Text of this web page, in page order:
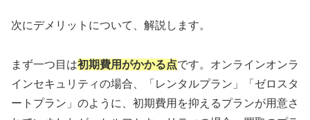
次にデメリットについて、解説します。
まず一つ目は初期費用がかかる点です。オンラインオンラ
インセキュリティの場合、「レンタルプラン」「ゼロスタ
ートプラン」のように、初期費用を抑えるプランが用意さ